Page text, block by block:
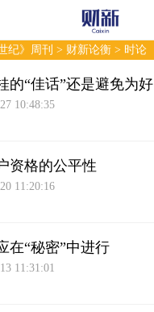
纪》周刊 > 财新论衡 > 时论
的“佳话”还是避免为好
10:48:35
资格的公平性
11:20:16
在“秘密”中进行
11:31:01